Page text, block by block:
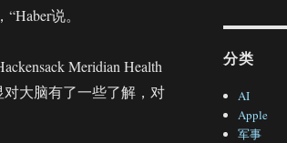
说。
Meridian Health
大脑有了一些了解，对
分类
AI
Apple
军事